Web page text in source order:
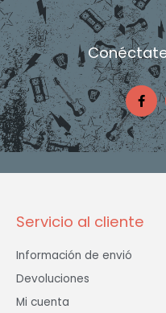
F
a
c
e
b
o
o
Servicio al cliente
Información de envió
Devoluciones
Mi cuenta